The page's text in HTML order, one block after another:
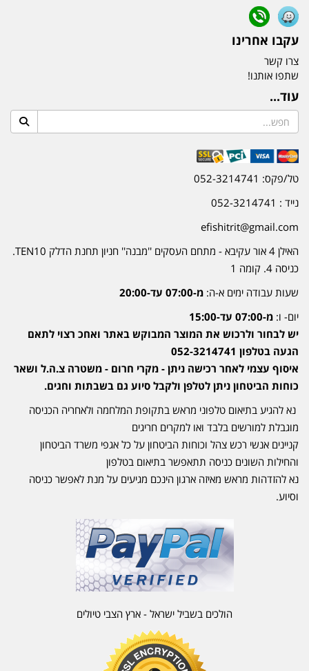
עקבו אחרינו
צרו קשר
שתפו אותנו!
עוד...
טל/פקס: 052-3214741
נייד : 052-3214741
efishitrit@gmail.com
האילן 4 אור עקיבא - מתחם העסקים ''מבנה'' חניון תחנת הדלק TEN10.
כניסה 4. קומה 1
שעות עבודה ימים א-ה: מ-07:00 עד-20:00
יום- ו: מ-07:00 עד-15:00
יש לבחור ולרכוש את המוצר המבוקש באתר ואחכ רצוי לתאם
הגעה בטלפון 052-3214741
איסוף עצמי לאחר רכישה ניתן - מקרי חרום - משטרה צ.ה.ל ושאר
כוחות הביטחון ניתן לטלפן ולקבל סיוע גם בשבתות וחגים.
נא להגיע בתיאום טלפוני מראש בתקופת המלחמה ולאחריה הכניסה
מוגבלת למורשים בלבד ואו למקרים חריגים
קניינים אנשי רכש צהל וכוחות הביטחון על כל אגפי משרד הביטחון
והחילות השונים כניסה תתאפשר בתיאום בטלפון
נא להזדהות מראש מאיזה ארגון הינכם מגיעים על מנת לאפשר כניסה
וסיוע.
הולכים בשביל ישראל - ארץ הצבי טיולים